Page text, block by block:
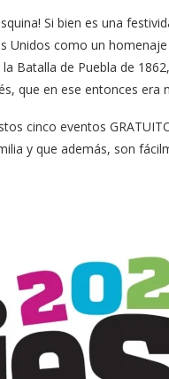
Si bien es una
Unidos como un
Batalla de Puebla de
que en ese entonces era
cinco eventos
y que además, son